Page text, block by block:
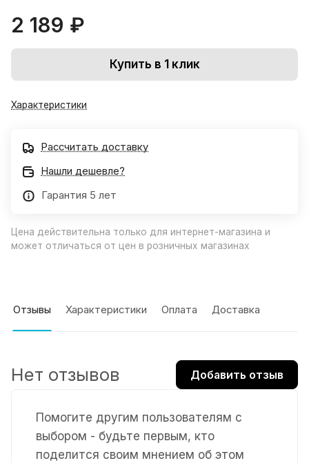
2 189 ₽
Купить в 1 клик
Характеристики
Рассчитать доставку
Нашли дешевле?
Гарантия 5 лет
Цена действительна только для интернет-магазина и
может отличаться от цен в розничных магазинах
Отзывы Характеристики Оплата Доставка
Помогите другим пользователям с
выбором - будьте первым, кто
поделится своим мнением об этом
Нет отзывов Добавить отзыв